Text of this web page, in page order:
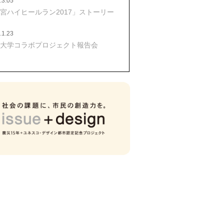
宮ハイヒールラン2017」ストーリー
学コラボプロジェクト報告会